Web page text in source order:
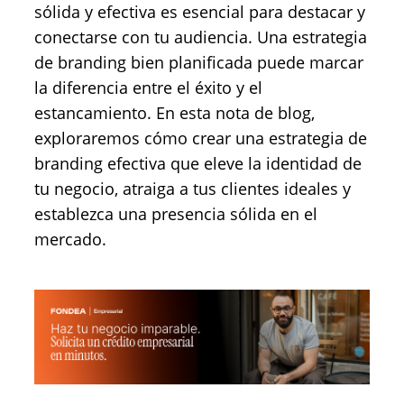
sólida y efectiva es esencial para destacar y
conectarse con tu audiencia. Una estrategia
de branding bien planificada puede marcar
la diferencia entre el éxito y el
estancamiento. En esta nota de blog,
exploraremos cómo crear una estrategia de
branding efectiva que eleve la identidad de
tu negocio, atraiga a tus clientes ideales y
establezca una presencia sólida en el
mercado.